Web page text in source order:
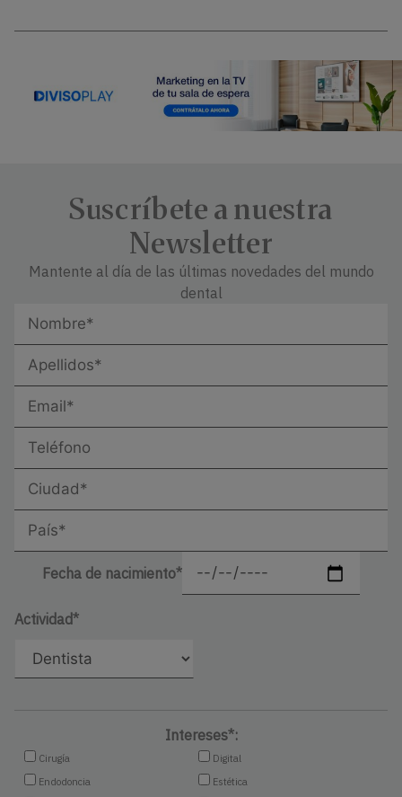
Suscríbete a nuestra
Newsletter
Mantente al día de las últimas novedades del mundo
dental
Fecha de nacimiento*
Actividad*
Intereses*:
Cirugía
Digital
Endodoncia
Estética